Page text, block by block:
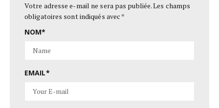
Votre adresse e-mail ne sera pas publiée.Les champs
obligatoires sont indiqués avec *
NOM*
EMAIL*